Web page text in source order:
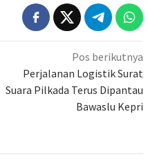
Pos berikutnya
Perjalanan Logistik Surat
Suara Pilkada Terus Dipantau
Bawaslu Kepri